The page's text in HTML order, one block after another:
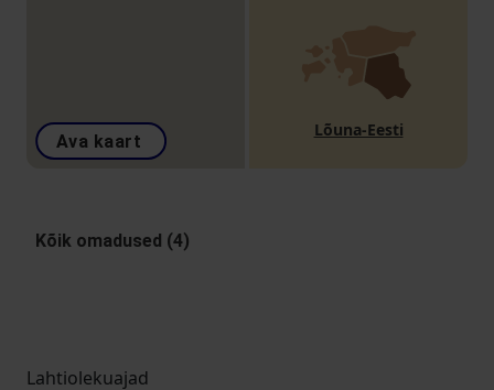
Ava kaart
Lõuna-Eesti
Kõik omadused (4)
Lahtiolekuajad